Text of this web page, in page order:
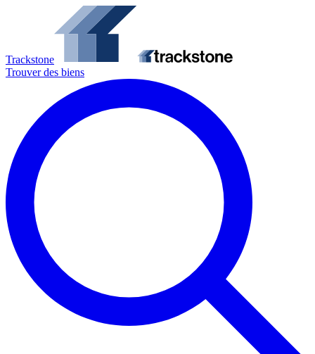
Trackstone
Trouver des biens